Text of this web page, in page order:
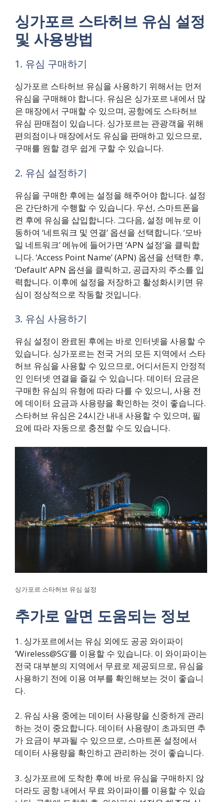
싱가포르 스타허브 유심 설정
및 사용방법
1. 유심 구매하기
싱가포르 스타허브 유심을 사용하기 위해서는 먼저
유심을 구매해야 합니다. 유심은 싱가포르 내에서 많
은 매장에서 구매할 수 있으며, 공항에도 스타허브
유심 판매점이 있습니다. 싱가포르는 관광객을 위해
편의점이나 매장에서도 유심을 판매하고 있으므로,
구매를 원할 경우 쉽게 구할 수 있습니다.
2. 유심 설정하기
유심을 구매한 후에는 설정을 해주어야 합니다. 설정
은 간단하게 수행할 수 있습니다. 우선, 스마트폰을
켠 후에 유심을 삽입합니다. 그다음, 설정 메뉴로 이
동하여 ‘네트워크 및 연결’ 옵션을 선택합니다. ‘모바
일 네트워크’ 메뉴에 들어가면 ‘APN 설정’을 클릭합
니다. ‘Access Point Name’ (APN) 옵션을 선택한 후,
‘Default’ APN 옵션을 클릭하고, 공급자의 주소를 입
력합니다. 이후에 설정을 저장하고 활성화시키면 유
심이 정상적으로 작동할 것입니다.
3. 유심 사용하기
유심 설정이 완료된 후에는 바로 인터넷을 사용할 수
있습니다. 싱가포르는 전국 거의 모든 지역에서 스타
허브 유심을 사용할 수 있으므로, 어디서든지 안정적
인 인터넷 연결을 즐길 수 있습니다. 데이터 요금은
구매한 유심의 유형에 따라 다를 수 있으니, 사용 전
에 데이터 요금과 사용량을 확인하는 것이 좋습니다.
스타허브 유심은 24시간 내내 사용할 수 있으며, 필
요에 따라 자동으로 충전할 수도 있습니다.
싱가포르 스타허브 유심 설정
추가로 알면 도움되는 정보
1. 싱가포르에서는 유심 외에도 공공 와이파이
‘Wireless@SG’를 이용할 수 있습니다. 이 와이파이는
전국 대부분의 지역에서 무료로 제공되므로, 유심을
사용하기 전에 이용 여부를 확인해보는 것이 좋습니
다.
2. 유심 사용 중에는 데이터 사용량을 신중하게 관리
하는 것이 중요합니다. 데이터 사용량이 초과되면 추
가 요금이 부과될 수 있으므로, 스마트폰 설정에서
데이터 사용량을 확인하고 관리하는 것이 좋습니다.
3. 싱가포르에 도착한 후에 바로 유심을 구매하지 않
더라도 공항 내에서 무료 와이파이를 이용할 수 있습